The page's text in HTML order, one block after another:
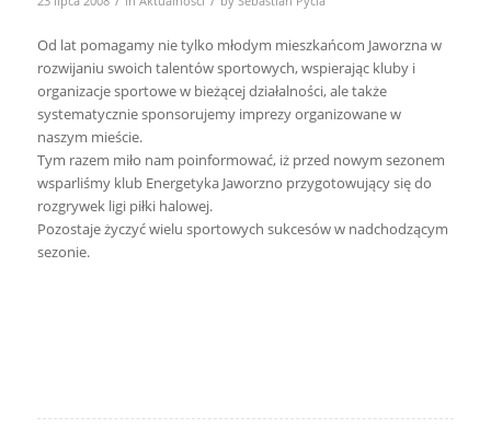
Od lat pomagamy nie tylko młodym mieszkańcom Jaworzna w
rozwijaniu swoich talentów sportowych, wspierając kluby i
organizacje sportowe w bieżącej działalności, ale także
systematycznie sponsorujemy imprezy organizowane w
naszym mieście.
Tym razem miło nam poinformować, iż przed nowym sezonem
wsparliśmy klub Energetyka Jaworzno przygotowujący się do
rozgrywek ligi piłki halowej.
Pozostaje życzyć wielu sportowych sukcesów w nadchodzącym
sezonie.